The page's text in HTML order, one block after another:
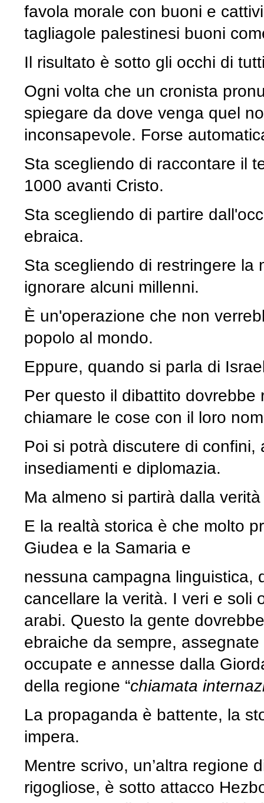
favola morale con buoni e
tagliagole palestinesi buoni
Il risultato è sotto gli occhi di
Ogni volta che un cronista
spiegare da dove venga quel
inconsapevole. Forse
Sta scegliendo di raccontare il
1000 avanti Cristo.
Sta scegliendo di partire
ebraica.
Sta scegliendo di restringere la
ignorare alcuni millenni.
È un'operazione che non
popolo al mondo.
Eppure, quando si parla di
Per questo il dibattito
chiamare le cose con il loro
Poi si potrà discutere di
insediamenti e diplomazia.
Ma almeno si partirà dalla
E la realtà storica è che molto
Giudea e la Samaria e
nessuna campagna linguistica,
cancellare la verità. I veri e soli
arabi. Questo la gente
ebraiche da sempre,
occupate e annesse dalla
della regione “chiamata
La propaganda è battente, la
impera.
Mentre scrivo, un’altra regione
rigogliose, è sotto attacco